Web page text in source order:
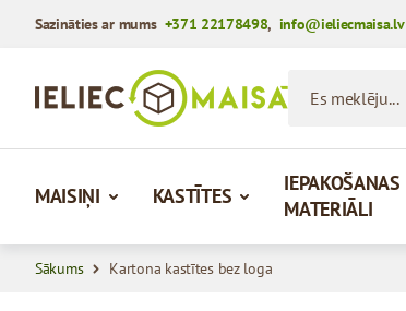
Sazināties ar mums +371 22178498, info@ieliecmaisa.lv
MAISIŅI KASTĪTES
IEPAKOŠANAS
MATERIĀLI
Sākums Kartona kastītes bez loga